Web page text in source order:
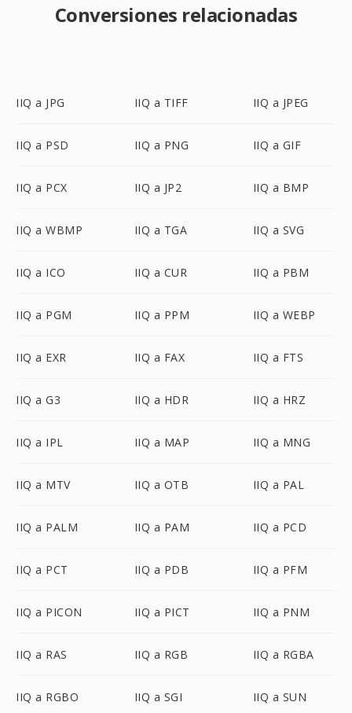
Conversiones relacionadas
IIQ a JPG IIQ a TIFF IIQ a JPEG
IIQ a PSD IIQ a PNG IIQ a GIF
IIQ a PCX IIQ a JP2 IIQ a BMP
IIQ a WBMP IIQ a TGA IIQ a SVG
IIQ a ICO IIQ a CUR IIQ a PBM
IIQ a PGM IIQ a PPM IIQ a WEBP
IIQ a EXR IIQ a FAX IIQ a FTS
IIQ a G3 IIQ a HDR IIQ a HRZ
IIQ a IPL IIQ a MAP IIQ a MNG
IIQ a MTV IIQ a OTB IIQ a PAL
IIQ a PALM IIQ a PAM IIQ a PCD
IIQ a PCT IIQ a PDB IIQ a PFM
IIQ a PICON IIQ a PICT IIQ a PNM
IIQ a RAS IIQ a RGB IIQ a RGBA
IIQ a RGBO IIQ a SGI IIQ a SUN